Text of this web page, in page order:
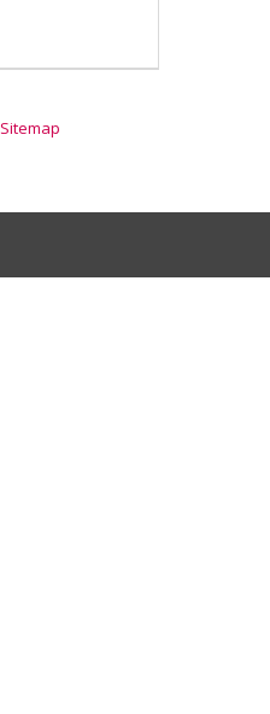
Sitemap